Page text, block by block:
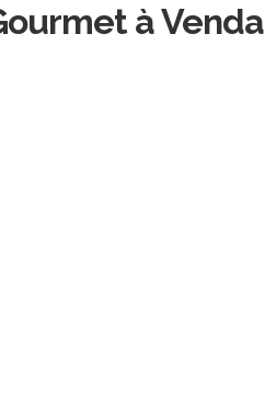
à Venda